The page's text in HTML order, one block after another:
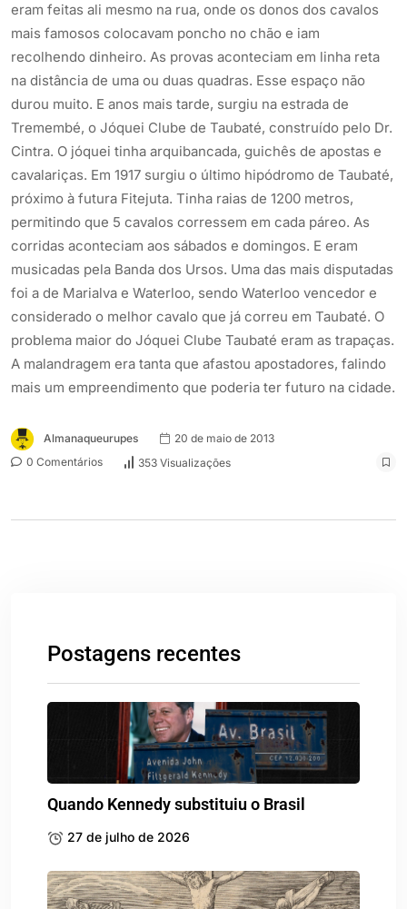
eram feitas ali mesmo na rua, onde os donos dos cavalos
mais famosos colocavam poncho no chão e iam
recolhendo dinheiro. As provas aconteciam em linha reta
na distância de uma ou duas quadras. Esse espaço não
durou muito. E anos mais tarde, surgiu na estrada de
Tremembé, o Jóquei Clube de Taubaté, construído pelo Dr.
Cintra. O jóquei tinha arquibancada, guichês de apostas e
cavalariças. Em 1917 surgiu o último hipódromo de Taubaté,
próximo à futura Fitejuta. Tinha raias de 1200 metros,
permitindo que 5 cavalos corressem em cada páreo. As
corridas aconteciam aos sábados e domingos. E eram
musicadas pela Banda dos Ursos. Uma das mais disputadas
foi a de Marialva e Waterloo, sendo Waterloo vencedor e
considerado o melhor cavalo que já correu em Taubaté. O
problema maior do Jóquei Clube Taubaté eram as trapaças.
A malandragem era tanta que afastou apostadores, falindo
mais um empreendimento que poderia ter futuro na cidade.
Almanaqueurupes
20 de maio de 2013
0 Comentários
353 Visualizações
Postagens recentes
Quando Kennedy substituiu o Brasil
27 de julho de 2026